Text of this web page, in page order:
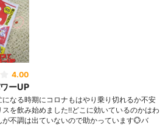
4.00
ーUP
になる時期にコロナもはやり乗り切れるか不安
スを飲み始めました‼️どこに効いているのかはわ
が不調は出ていないので助かっています💮バ